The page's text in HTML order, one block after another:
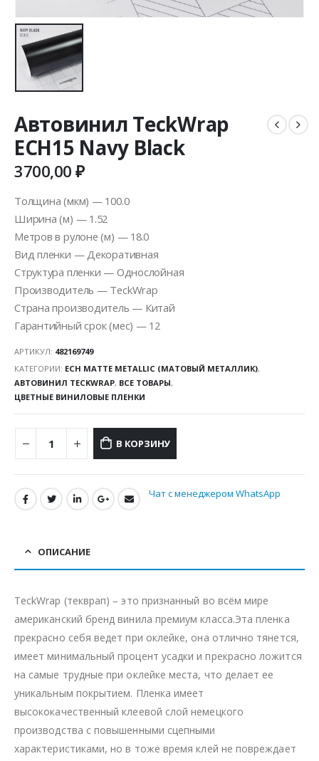
Автовинил TeckWrap
ECH15 Navy Black
3700,00₽
Толщина (мкм) — 100.0
Ширина (м) — 1.52
Метров в рулоне (м) — 18.0
Вид пленки — Декоративная
Структура пленки — Однослойная
Производитель — TeckWrap
Страна производитель — Китай
Гарантийный срок (мес) — 12
АРТИКУЛ: 482169749
КАТЕГОРИИ: ECH MATTE METALLIC (МАТОВЫЙ МЕТАЛЛИК),
АВТОВИНИЛ TECKWRAP, ВСЕ ТОВАРЫ,
ЦВЕТНЫЕ ВИНИЛОВЫЕ ПЛЕНКИ
В КОРЗИНУ
Чат с менеджером WhatsApp
ОПИСАНИЕ
TeckWrap (текврап) – это признанный во всём мире
американский бренд винила премиум класса.Эта пленка
прекрасно себя ведет при оклейке, она отлично тянется,
имеет минимальный процент усадки и прекрасно ложится
на самые трудные при оклейке места, что делает ее
уникальным покрытием. Пленка имеет
высококачественный клеевой слой немецкого
производства с повышенными сцепными
характеристиками, но в тоже время клей не повреждает